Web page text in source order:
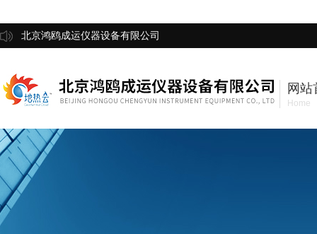
北京鸿鸥成运仪器设备有限公司
网站
Home